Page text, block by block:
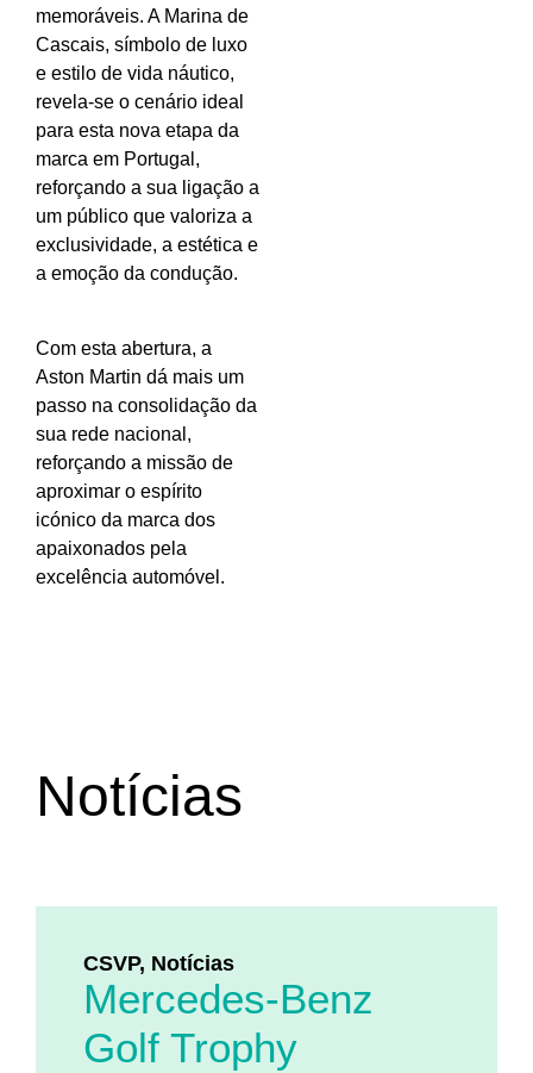
memoráveis. A Marina de
Cascais, símbolo de luxo
e estilo de vida náutico,
revela-se o cenário ideal
para esta nova etapa da
marca em Portugal,
reforçando a sua ligação a
um público que valoriza a
exclusividade, a estética e
a emoção da condução.
Com esta abertura, a
Aston Martin dá mais um
passo na consolidação da
sua rede nacional,
reforçando a missão de
aproximar o espírito
icónico da marca dos
apaixonados pela
excelência automóvel.
Notícias
CSVP, Notícias
Mercedes-Benz
Golf Trophy